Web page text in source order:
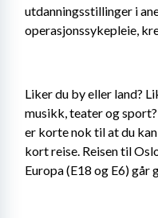
utdanningsstillinger i
operasjonssykepleie,
Liker du by eller land?
musikk, teater og
er korte nok til at du
kort reise. Reisen til
Europa (E18 og E6)